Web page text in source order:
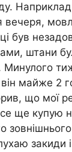
вечеря,
був
штани
Минулого
він майже 2
що мої
ще купую
закиди